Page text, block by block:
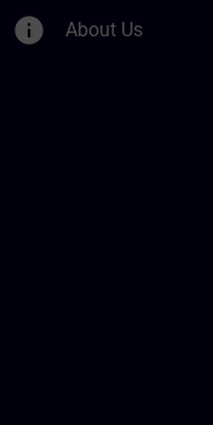
info About Us